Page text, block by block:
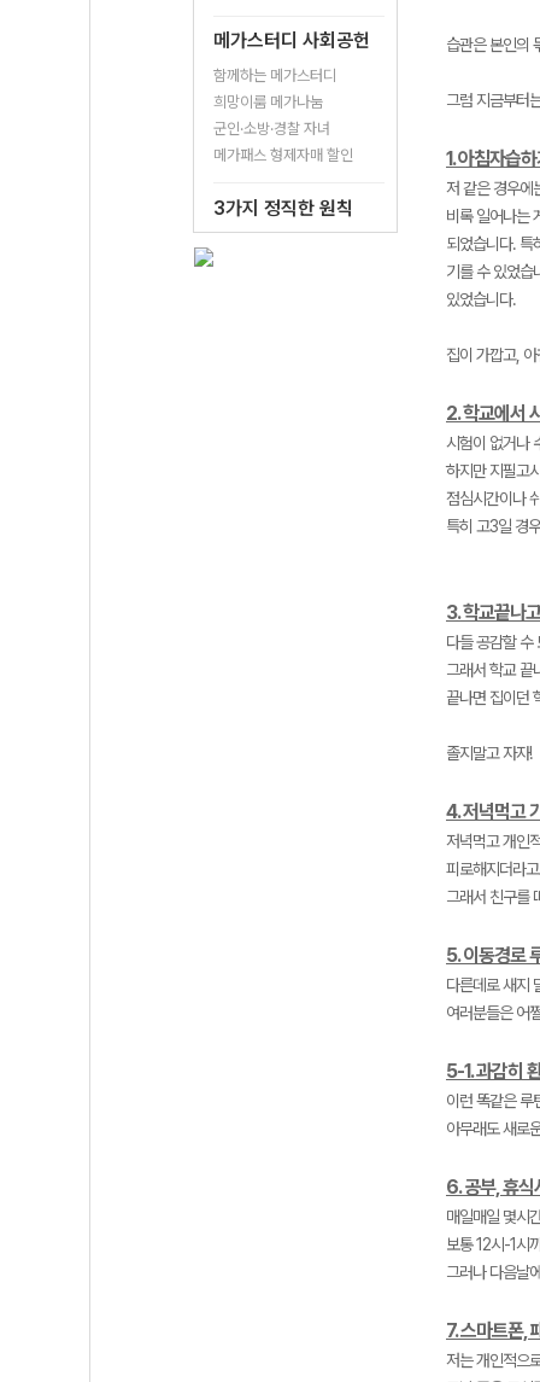
메가스터디 사회공헌
함께하는 메가스터디
희망이룸 메가나눔
군인·소방·경찰 자녀
메가패스 형제자매 할인
3가지 정직한 원칙
습관은 본인의
그럼 지금부터
1. 아침자습
저 같은 경우
비록 일어나는
되었습니다. 특
기를 수 있었습
있었습니다.
집이 가깝고,
2. 학교에서
시험이 없거나
하지만 지필고
점심시간이나
특히 고3일 경
3. 학교끝나
다들 공감할 수
그래서 학교 끝
끝나면 집이던
졸지말고 자자!
4. 저녁먹고
저녁먹고 개인
피로해지더라
그래서 친구를
5. 이동경로
다른데로 새지
여러분들은 어
5-1. 과감히
이런 똑같은 루
아무래도 새로
6. 공부, 휴
매일매일 몇시
보통 12시-1시
그러나 다음날
7. 스마트폰,
저는 개인적으